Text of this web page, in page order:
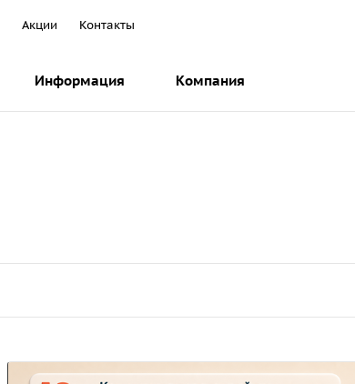
Акции Контакты
Информация Компания